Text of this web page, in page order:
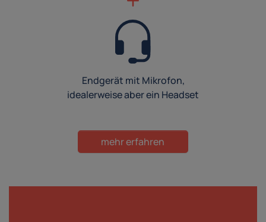
Endgerät mit Mikrofon,
idealerweise aber ein Headset
mehr erfahren